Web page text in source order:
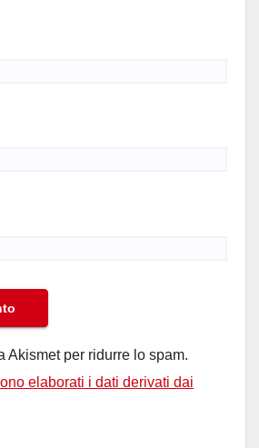
Akismet per ridurre lo spam.
elaborati i dati derivati dai